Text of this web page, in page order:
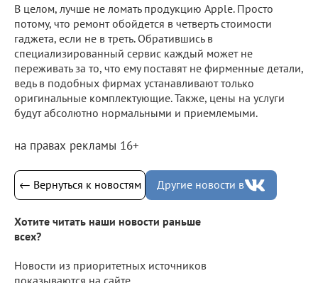
В целом, лучше не ломать продукцию Apple. Просто
потому, что ремонт обойдется в четверть стоимости
гаджета, если не в треть. Обратившись в
специализированный сервис каждый может не
переживать за то, что ему поставят не фирменные детали,
ведь в подобных фирмах устанавливают только
оригинальные комплектующие. Также, цены на услуги
будут абсолютно нормальными и приемлемыми.
на правах рекламы 16+
← Вернуться к новостям Другие новости в
Хотите читать наши новости раньше
всех?
Новости из приоритетных источников